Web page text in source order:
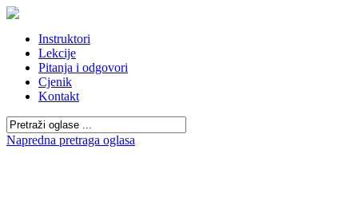
Instruktori
Lekcije
Pitanja i odgovori
Cjenik
Kontakt
Napredna pretraga oglasa